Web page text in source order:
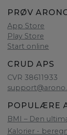
PRØV
App Store
Play Store
Start online
CRUD APS
CVR 38611933
POPULÆRE
BMI – Den
Kalorier -